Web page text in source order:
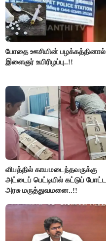
போதை ஊசியின் பழக்கத்தினால்
இளைஞர் உயிரிழப்பு..!!
விபத்தில் காயமடைந்தவருக்கு
அட்டைப் பெட்டியில் கட்டுப் போட்ட
அரசு மருத்துவமனை..!!